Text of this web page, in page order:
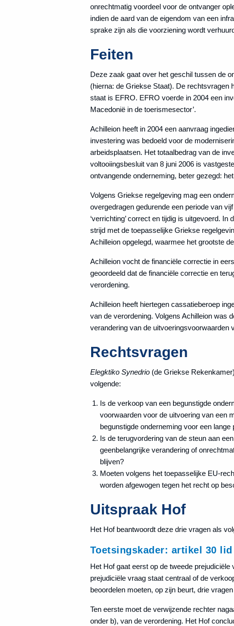
onrechtmatig voordeel voor de ontvanger
indien de aard van de eigendom van een
sprake zijn als die voorziening wordt
Feiten
Deze zaak gaat over het geschil tussen de
(hierna: de Griekse Staat). De rechtsvragen
staat is EFRO. EFRO voerde in 2004 een
Macedonië in de toerismesector’.
Achilleion heeft in 2004 een aanvraag
investering was bedoeld voor de
arbeidsplaatsen. Het totaalbedrag van de
voltooiingsbesluit van 8 juni 2006 is
ontvangende onderneming, beter gezegd:
Volgens Griekse regelgeving mag een
overgedragen gedurende een periode van
‘verrichting’ correct en tijdig is uitgevoerd.
strijd met de toepasselijke Griekse
Achilleion opgelegd, waarmee het grootste
Achilleion vocht de financiële correctie in
geoordeeld dat de financiële correctie en
verordening.
Achilleion heeft hiertegen cassatieberoep
van de verordening. Volgens Achilleion was
verandering van de uitvoeringsvoorwaarden
Rechtsvragen
Elegktiko Synedrio(de Griekse
volgende:
Is de verkoop van een begunstigde
voorwaarden voor de uitvoering van een
begunstigde onderneming voor een lange
Is de terugvordering van de steun aan
geenbelangrijke verandering of
blijven?
Moeten volgens het toepasselijke EU-
worden afgewogen tegen het recht op
Uitspraak Hof
Het Hof beantwoordt deze drie vragen als
Toetsingskader: artikel 30 lid
Het Hof gaat eerst op de tweede
prejudiciële vraag staat centraal of de
beoordelen moeten, op zijn beurt, drie
Ten eerste moet de verwijzende rechter
onder b), van de verordening. Het Hof